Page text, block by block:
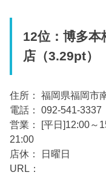
12位：博多
店（3.29pt）
住所： 福岡県福岡市
電話： 092-541-3337
営業： [平日]12:00～
21:00
店休： 日曜日
URL：